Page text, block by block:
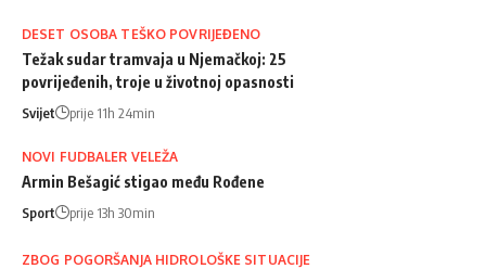
DESET OSOBA TEŠKO POVRIJEĐENO
Težak sudar tramvaja u Njemačkoj: 25
povrijeđenih, troje u životnoj opasnosti
Svijet prije 11h 24min
NOVI FUDBALER VELEŽA
Armin Bešagić stigao među Rođene
Sport prije 13h 30min
ZBOG POGORŠANJA HIDROLOŠKE SITUACIJE